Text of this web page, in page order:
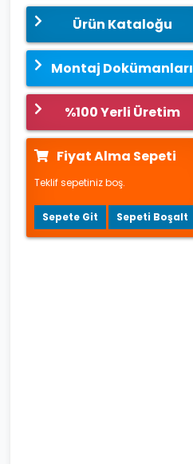
Ürün Kataloğu
Montaj Dokümanları
%100 Yerli Üretim
Fiyat Alma Sepeti
Teklif sepetiniz boş.
Sepete Git Sepeti Boşalt